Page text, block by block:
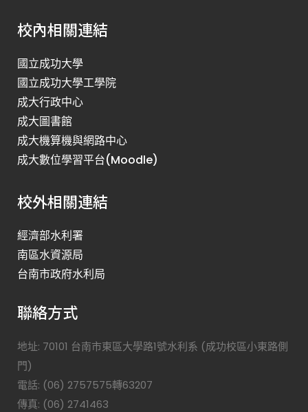
校內相關連結
國立成功大學
國立成功大學工學院
成大行政中心
成大圖書館
成大機算機與網路中心
成大數位學習平台(Moodle)
校外相關連結
經濟部水利署
南區水資源局
台南市政府水利局
聯絡方式
地址: 70101 台南市東區大學路1號水利系 (成功校區小東路側
門)
電話: (06) 2757575轉63207
傳真: (06) 2741463